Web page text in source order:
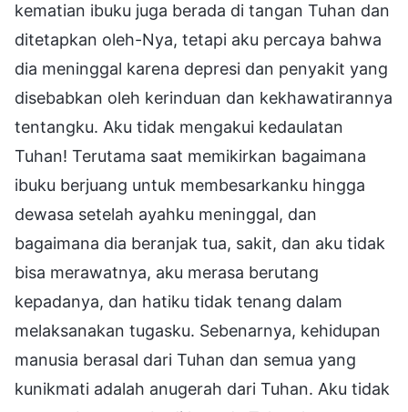
kematian ibuku juga berada di tangan Tuhan dan
ditetapkan oleh-Nya, tetapi aku percaya bahwa
dia meninggal karena depresi dan penyakit yang
disebabkan oleh kerinduan dan kekhawatirannya
tentangku. Aku tidak mengakui kedaulatan
Tuhan! Terutama saat memikirkan bagaimana
ibuku berjuang untuk membesarkanku hingga
dewasa setelah ayahku meninggal, dan
bagaimana dia beranjak tua, sakit, dan aku tidak
bisa merawatnya, aku merasa berutang
kepadanya, dan hatiku tidak tenang dalam
melaksanakan tugasku. Sebenarnya, kehidupan
manusia berasal dari Tuhan dan semua yang
kunikmati adalah anugerah dari Tuhan. Aku tidak